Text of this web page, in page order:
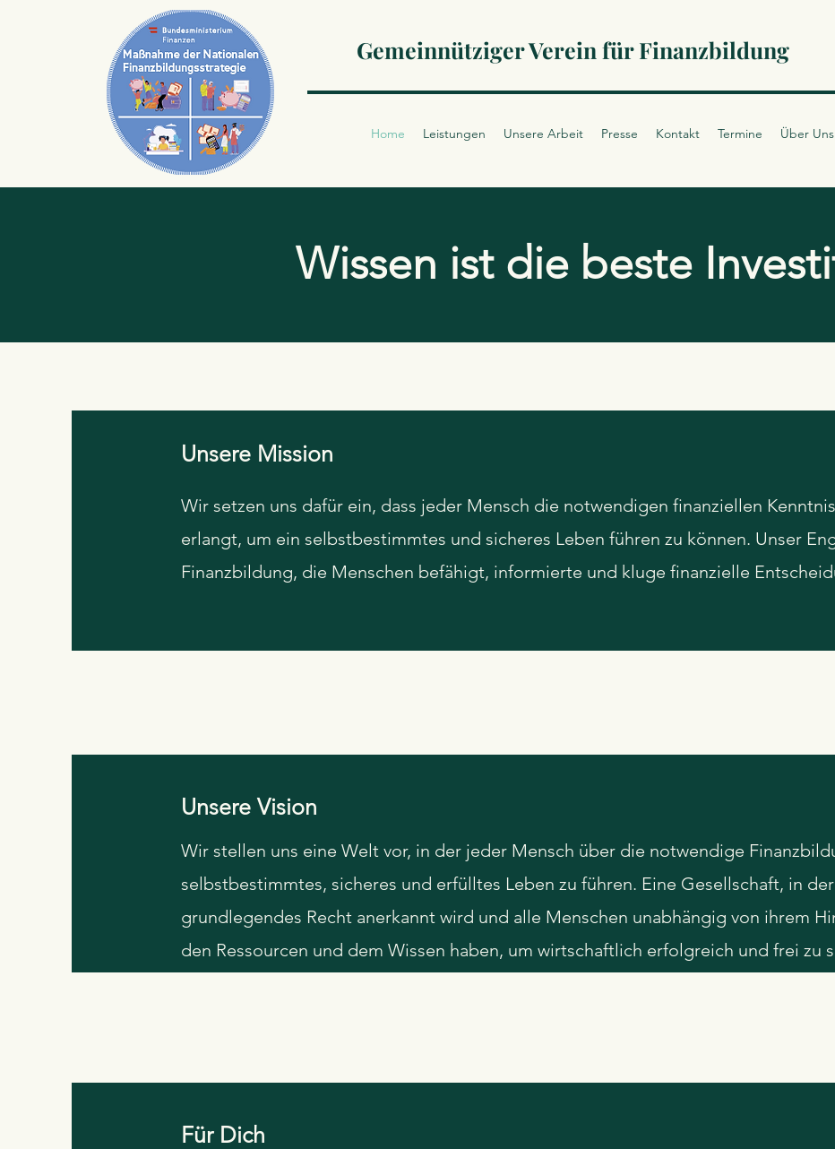
Gemeinnütziger Verein für Finanzbildung
Home Leistungen Unsere Arbeit Presse Kontakt Termine Über Uns
Wissen ist die beste
Unsere Mission
Wir setzen uns dafür ein, dass jeder Mensch die notwendigen finanziellen
erlangt, um ein selbstbestimmtes und sicheres Leben führen zu können. Unser
Finanzbildung, die Menschen befähigt, informierte und kluge finanzielle
Unsere Vision
Wir stellen uns eine Welt vor, in der jeder Mensch über die notwendige
selbstbestimmtes, sicheres und erfülltes Leben zu führen. Eine Gesellschaft, in
grundlegendes Recht anerkannt wird und alle Menschen unabhängig von ihrem
den Ressourcen und dem Wissen haben, um wirtschaftlich erfolgreich und frei zu
Für Dich